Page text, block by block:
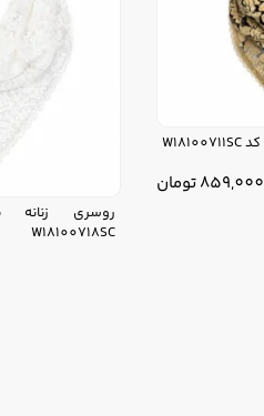
859,000تومان
W18100718SC